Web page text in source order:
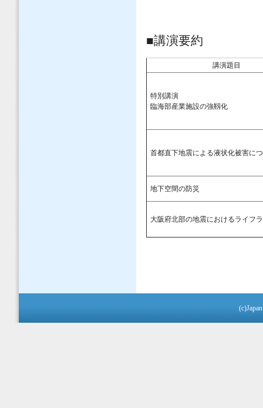
■講演要約
講演題目
特別講演
臨海部産業施設の強靱化
首都直下地震による液状化被害に
地下空間の防災
大阪府北部の地震におけるライフ